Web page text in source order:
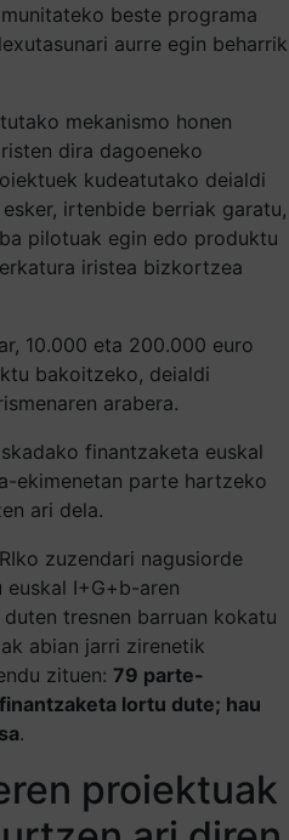
beste programa
aurre egin beharrik
mekanismo honen
dira dagoeneko
kudeatutako deialdi
irtenbide berriak garatu,
pilotuak egin edo produktu
iristea bizkortzea
10.000 eta 200.000 euro
bakoitzeko, deialdi
arabera.
finantzaketa euskal
ekimenetan parte hartzeko
ari dela.
zuzendari nagusiorde
euskal I+G+b-aren
tresnen barruan kokatu
abian jarri zirenetik
zituen: 79 parte-
lortu dute; hau
.
proiektuak